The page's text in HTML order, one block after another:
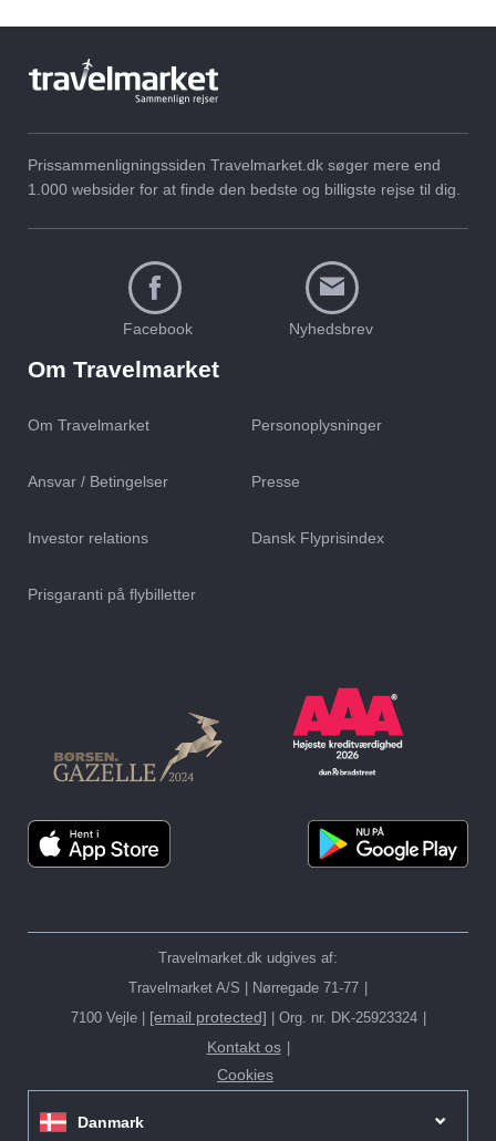
Prissammenligningssiden Travelmarket.dk søger mere end
1.000 websider for at finde den bedste og billigste rejse til dig.
Facebook Nyhedsbrev
Om Travelmarket
Om Travelmarket Personoplysninger
Ansvar / Betingelser Presse
Investor relations Dansk Flyprisindex
Prisgaranti på flybilletter
Travelmarket.dk udgives af:
Travelmarket A/S | Nørregade 71-77
7100 Vejle | [email protected] | Org. nr. DK-25923324
Kontakt os
Cookies
Danmark